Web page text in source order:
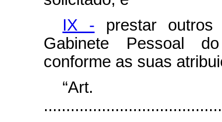
IX - prestar outros
Gabinete Pessoal
conforme as suas